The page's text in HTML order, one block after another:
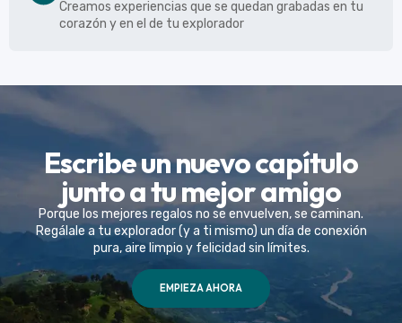
Creamos experiencias que se quedan grabadas en tu
corazón y en el de tu explorador
Escribe un nuevo capítulo
junto a tu mejor amigo
Porque los mejores regalos no se envuelven, se caminan.
Regálale a tu explorador (y a ti mismo) un día de conexión
pura, aire limpio y felicidad sin límites.
EMPIEZA AHORA